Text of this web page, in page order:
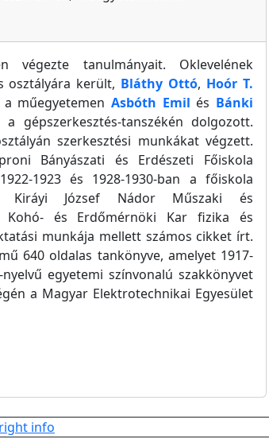
végezte tanulmányait. Oklevelének
osztályára került, Bláthy Ottó, Hoór T.
a műegyetemenAsbóth Emil és Bánki
gépszerkesztés-tanszékén dolgozott.
szerkesztési munkákat végzett.
Bányászati és Erdészeti Főiskola
1923 és 1928-1930-ban a főiskola
József Nádor Műszaki és
, Kohó- és Erdőmérnöki Kar fizika és
munkája mellett számos cikket írt.
640 oldalas tankönyve, amelyet 1917-
egyetemi színvonalú szakkönyvet
a Magyar Elektrotechnikai Egyesület
info